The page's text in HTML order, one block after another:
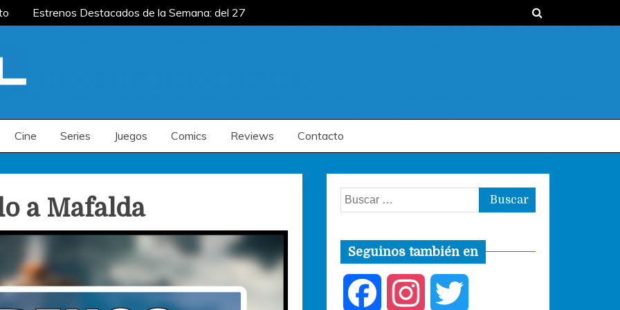
Estrenos Destacados de la Semana: del 27
Cine Series Juegos Comics Reviews Contacto
a Mafalda Buscar:
Seguinos también en